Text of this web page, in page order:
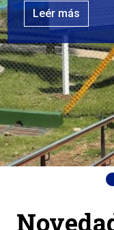
Leér más